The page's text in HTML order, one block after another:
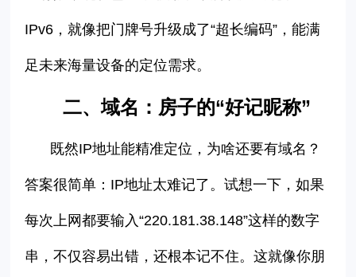
IPv6 ，就像把门牌号升级成了“超长编码” ，能满
足未来海量设备的定位需求。
二、域名：房子的“好记昵称”
既然IP地址能精准定位，为啥还要有域名？
答案很简单： IP地址太难记了。试想一下，如果
每次上网都要输入“220.181.38.148”这样的数字
串，不仅容易出错，还根本记不住。这就像你朋